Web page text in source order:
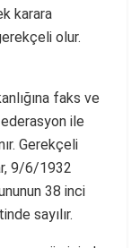
karara
olur.
faks ve
ile
Gerekçeli
9/6/1932
38 inci
sayılır.